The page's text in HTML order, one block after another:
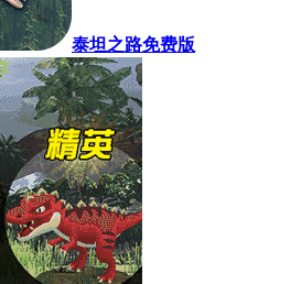
泰坦之路免费版